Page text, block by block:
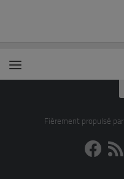
Fièrement propulsé par